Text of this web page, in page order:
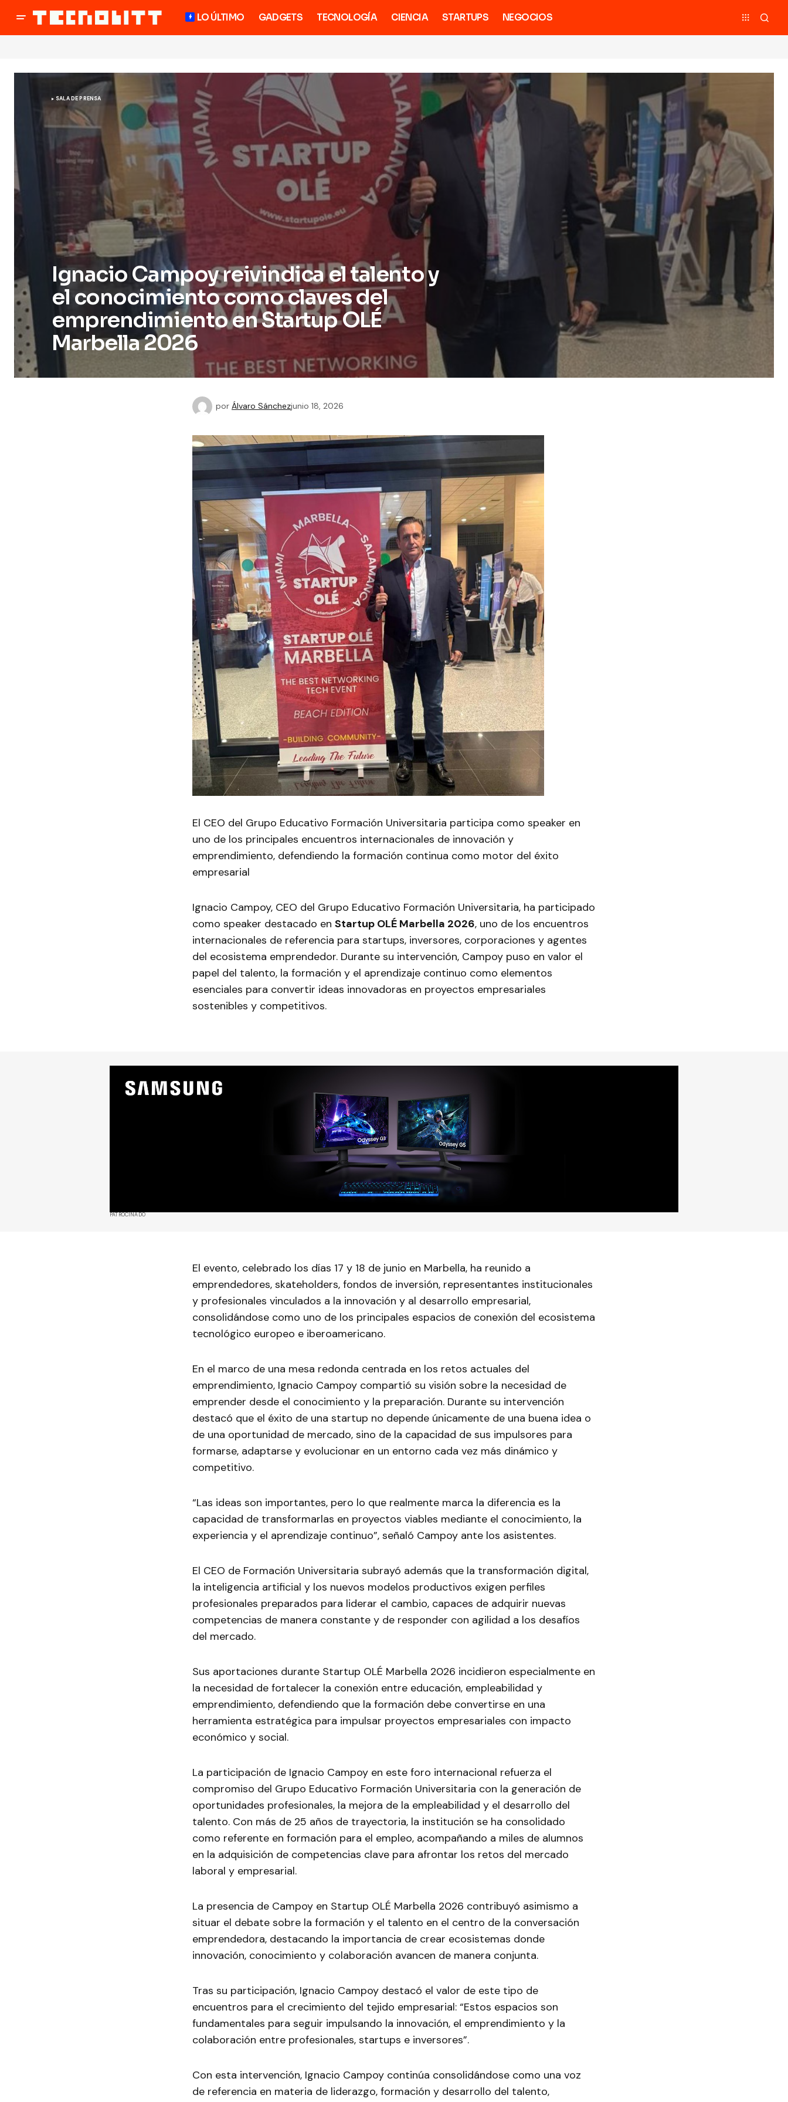
LO ÚLTIMO GADGETS TECNOLOGÍA CIENCIA STARTUPS NEGOCIOS
SALA DE PRENSA
Ignacio Campoy reivindica el talento y
el conocimiento como claves del
emprendimiento en Startup OLÉ
Marbella 2026
por Álvaro Sánchezjunio 18, 2026
El CEO del Grupo Educativo Formación Universitaria participa como speaker en
uno de los principales encuentros internacionales de innovación y
emprendimiento, defendiendo la formación continua como motor del éxito
empresarial
Ignacio Campoy, CEO del Grupo Educativo Formación Universitaria, ha participado
como speaker destacado en Startup OLÉ Marbella 2026, uno de los encuentros
internacionales de referencia para startups, inversores, corporaciones y agentes
del ecosistema emprendedor. Durante su intervención, Campoy puso en valor el
papel del talento, la formación y el aprendizaje continuo como elementos
esenciales para convertir ideas innovadoras en proyectos empresariales
sostenibles y competitivos.
PATROCINADO
El evento, celebrado los días 17 y 18 de junio en Marbella, ha reunido a
emprendedores, skateholders, fondos de inversión, representantes institucionales
y profesionales vinculados a la innovación y al desarrollo empresarial,
consolidándose como uno de los principales espacios de conexión del ecosistema
tecnológico europeo e iberoamericano.
En el marco de una mesa redonda centrada en los retos actuales del
emprendimiento, Ignacio Campoy compartió su visión sobre la necesidad de
emprender desde el conocimiento y la preparación. Durante su intervención
destacó que el éxito de una startup no depende únicamente de una buena idea o
de una oportunidad de mercado, sino de la capacidad de sus impulsores para
formarse, adaptarse y evolucionar en un entorno cada vez más dinámico y
competitivo.
“Las ideas son importantes, pero lo que realmente marca la diferencia es la
capacidad de transformarlas en proyectos viables mediante el conocimiento, la
experiencia y el aprendizaje continuo”, señaló Campoy ante los asistentes.
El CEO de Formación Universitaria subrayó además que la transformación digital,
la inteligencia artificial y los nuevos modelos productivos exigen perfiles
profesionales preparados para liderar el cambio, capaces de adquirir nuevas
competencias de manera constante y de responder con agilidad a los desafíos
del mercado.
Sus aportaciones durante Startup OLÉ Marbella 2026 incidieron especialmente en
la necesidad de fortalecer la conexión entre educación, empleabilidad y
emprendimiento, defendiendo que la formación debe convertirse en una
herramienta estratégica para impulsar proyectos empresariales con impacto
económico y social.
La participación de Ignacio Campoy en este foro internacional refuerza el
compromiso del Grupo Educativo Formación Universitaria con la generación de
oportunidades profesionales, la mejora de la empleabilidad y el desarrollo del
talento. Con más de 25 años de trayectoria, la institución se ha consolidado
como referente en formación para el empleo, acompañando a miles de alumnos
en la adquisición de competencias clave para afrontar los retos del mercado
laboral y empresarial.
La presencia de Campoy en Startup OLÉ Marbella 2026 contribuyó asimismo a
situar el debate sobre la formación y el talento en el centro de la conversación
emprendedora, destacando la importancia de crear ecosistemas donde
innovación, conocimiento y colaboración avancen de manera conjunta.
Tras su participación, Ignacio Campoy destacó el valor de este tipo de
encuentros para el crecimiento del tejido empresarial: “Estos espacios son
fundamentales para seguir impulsando la innovación, el emprendimiento y la
colaboración entre profesionales, startups e inversores”.
Con esta intervención, Ignacio Campoy continúa consolidándose como una voz
de referencia en materia de liderazgo, formación y desarrollo del talento,